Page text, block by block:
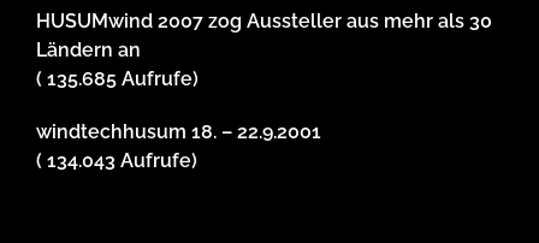
HUSUMwind 2007 zog Aussteller aus mehr als 30
Ländern an
( 135.685 Aufrufe)
windtechhusum 18. – 22.9.2001
( 134.043 Aufrufe)